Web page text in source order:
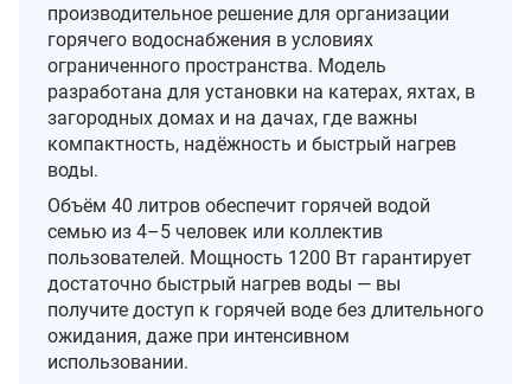
производительное решение для организации
горячего водоснабжения в условиях
ограниченного пространства. Модель
разработана для установки на катерах, яхтах, в
загородных домах и на дачах, где важны
компактность, надёжность и быстрый нагрев
воды.
Объём 40 литров обеспечит горячей водой
семью из 4–5 человек или коллектив
пользователей. Мощность 1200 Вт гарантирует
достаточно быстрый нагрев воды — вы
получите доступ к горячей воде без длительного
ожидания, даже при интенсивном
использовании.